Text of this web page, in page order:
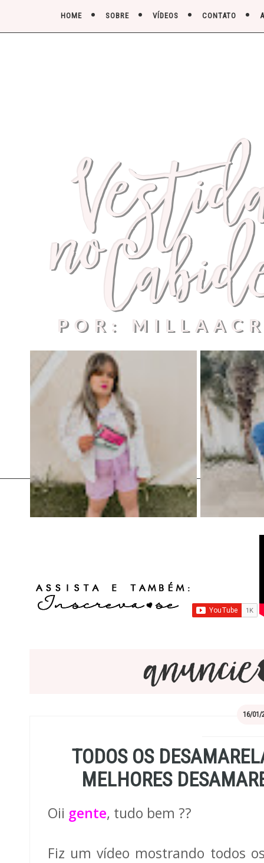
HOME SOBRE VÍDEOS CONTATO
16/01/
TODOS OS
MELHORES
Oii gente, tudo bem ??
Fiz um vídeo mostrando todos